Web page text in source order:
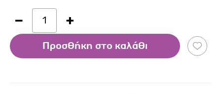
1
Προσθήκη στο καλάθι